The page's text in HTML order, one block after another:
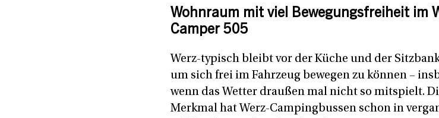
Wohnraum mit viel Bewegungsfreiheit im
Camper 505
Werz-typisch bleibt vor der Küche und der
um sich frei im Fahrzeug bewegen zu können –
wenn das Wetter draußen mal nicht so mitspielt.
Merkmal hat Werz-Campingbussen schon in